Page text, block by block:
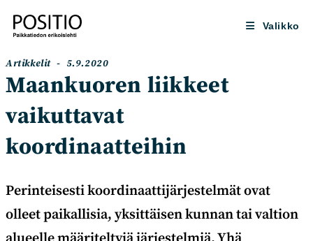
suoraan
sisältöön
Valikko
Artikkelin
kategoria:
Artikkelit
Artikkeli
julkaistu:
5.9.2020
Maankuoren liikkeet
vaikuttavat
koordinaatteihin
Perinteisesti koordinaattijärjestelmät ovat
olleet paikallisia, yksittäisen kunnan tai valtion